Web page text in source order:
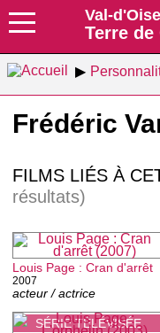
Val-d'Oise
Terre de
Frédéric
FILMS LIÉS À
résultats)
SÉRIE TÉLÉVISÉE
Louis Page : Cran d'arrêt
2007
acteur / actrice